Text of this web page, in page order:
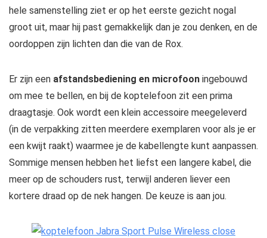
hele samenstelling ziet er op het eerste gezicht nogal
groot uit, maar hij past gemakkelijk dan je zou denken, en de
oordoppen zijn lichten dan die van de Rox.
Er zijn een afstandsbediening en microfoon ingebouwd
om mee te bellen, en bij de koptelefoon zit een prima
draagtasje. Ook wordt een klein accessoire meegeleverd
(in de verpakking zitten meerdere exemplaren voor als je er
een kwijt raakt) waarmee je de kabellengte kunt aanpassen.
Sommige mensen hebben het liefst een langere kabel, die
meer op de schouders rust, terwijl anderen liever een
kortere draad op de nek hangen. De keuze is aan jou.